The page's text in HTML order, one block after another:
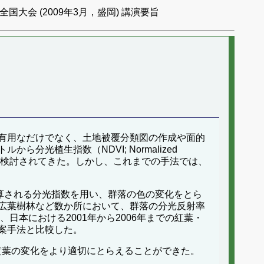
国大会 (2009年3月，盛岡) 講演要旨
用なだけでなく、土地被覆分類図の作成や面的
ルから分光植生指数（NDVI; Normalized
討されてきた。しかし、これまでの手法では、
れる分光指数を用い、群落の色の変化をとら
葉樹林など数か所において、群落の分光反射率
日本における2001年から2006年までの紅葉・
法と比較した。
の変化をより適切にとらえることができた。